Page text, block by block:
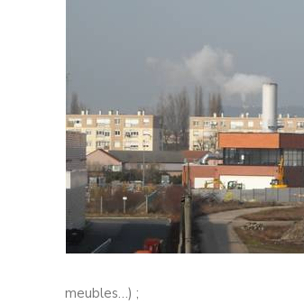
meubles…) ;